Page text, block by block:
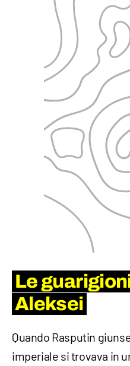
Le
Aleksei
Quando Rasputin
imperiale si trovava in